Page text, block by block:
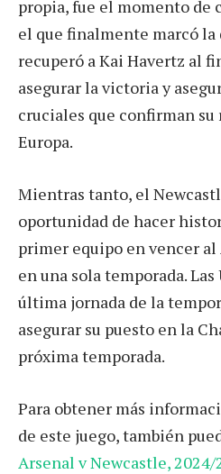
propia, fue el momento de
el que finalmente marcó
recuperó a Kai Havertz al
asegurar la victoria y
cruciales que confirman su
Europa.
Mientras tanto, el
oportunidad de hacer
primer equipo en vencer al
en una sola temporada.
última jornada de la
asegurar su puesto en la
próxima temporada.
Para obtener más
de este juego, también
Arsenal v Newcastle,